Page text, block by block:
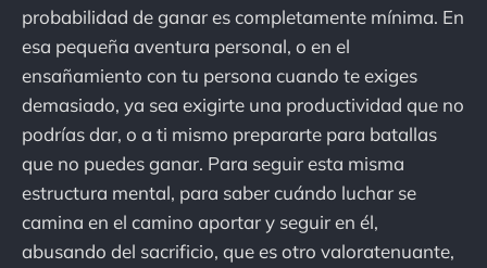
probabilidad de ganar es completamente mínima. En
esa pequeña aventura personal, o en el
ensañamiento con tu persona cuando te exiges
demasiado, ya sea exigirte una productividad que no
podrías dar, o a ti mismo prepararte para batallas
que no puedes ganar. Para seguir esta misma
estructura mental, para saber cuándo luchar se
camina en el camino aportar y seguir en él,
abusando del sacrificio, que es otro valoratenuante,